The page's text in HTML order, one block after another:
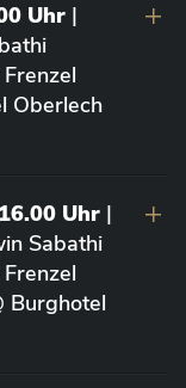
Uhr |
Oberlech
Uhr |
Sabathi
Burghotel